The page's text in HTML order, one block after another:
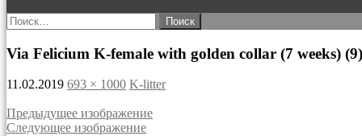
Найти:
Via Felicium K-female with golden collar (7 weeks) (9)
11.02.2019 693 × 1000 K-litter
Предыдущее изображение
Следующее изображение